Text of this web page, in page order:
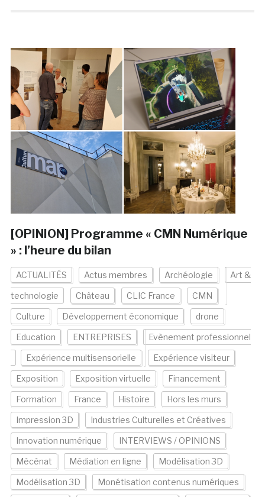
[OPINION] Programme « CMN Numérique
» : l’heure du bilan
ACTUALITÉS Actus membres Archéologie Art &
technologie Château CLIC France CMN
Culture Développement économique drone
Education ENTREPRISES Evènement professionnel
Expérience multisensorielle Expérience visiteur
Exposition Exposition virtuelle Financement
Formation France Histoire Hors les murs
Impression 3D Industries Culturelles et Créatives
Innovation numérique INTERVIEWS / OPINIONS
Mécénat Médiation en ligne Modélisation 3D
Modélisation 3D Monétisation contenus numériques